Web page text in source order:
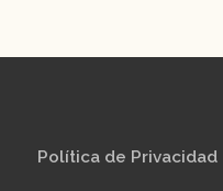
Política de Privacidad